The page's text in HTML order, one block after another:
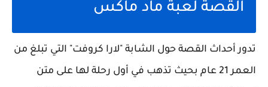
القصة لعبة ماد ماكس
تدور أحداث القصة حول الشابة "لارا كروفت" التي تبلغ من
العمر 21 عام بحيث تذهب في أول رحلة لها على متن